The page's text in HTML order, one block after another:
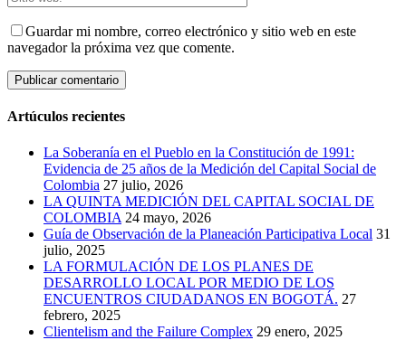
Guardar mi nombre, correo electrónico y sitio web en este
navegador la próxima vez que comente.
Artúculos recientes
La Soberanía en el Pueblo en la Constitución de 1991:
Evidencia de 25 años de la Medición del Capital Social de
Colombia 27 julio, 2026
LA QUINTA MEDICIÓN DEL CAPITAL SOCIAL DE
COLOMBIA 24 mayo, 2026
Guía de Observación de la Planeación Participativa Local 31
julio, 2025
LA FORMULACIÓN DE LOS PLANES DE
DESARROLLO LOCAL POR MEDIO DE LOS
ENCUENTROS CIUDADANOS EN BOGOTÁ. 27
febrero, 2025
Clientelism and the Failure Complex 29 enero, 2025